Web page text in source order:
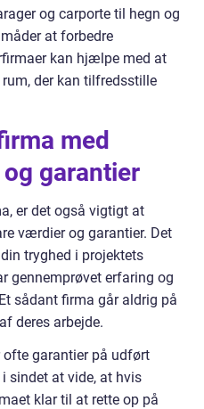
og carporte til hegn og
at forbedre
kan hjælpe med at
der kan tilfredsstille
med
garantier
er det også vigtigt at
værdier og garantier. Det
tryghed i projektets
gennemprøvet erfaring og
sådant firma går aldrig på
deres arbejde.
garantier på udført
sindet at vide, at hvis
klar til at rette op på